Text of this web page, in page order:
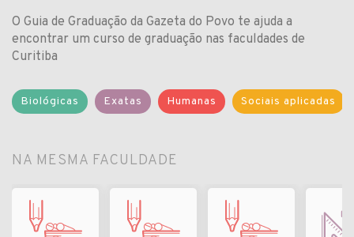
O Guia de Graduação da Gazeta do Povo te ajuda a
encontrar um curso de graduação nas faculdades de
Curitiba
Biológicas Exatas Humanas Sociais aplicadas
NA MESMA FACULDADE